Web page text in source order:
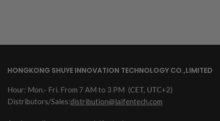
HONGKONG SHUYE INNOVATION TECHNOLOGY CO.,LIMITED
Hour: Mon.- Fri. From 7 AM to 3 PM (CET, UTC+2)
Distributors/Sales:distribution@laifentech.com